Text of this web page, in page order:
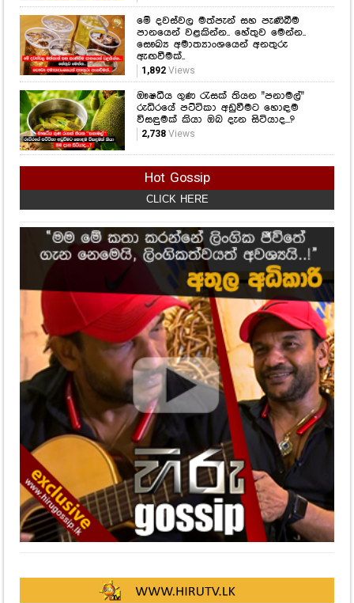
ඖෂධීය ගුණ රැසක් තියන "පනාමල්"
රුධිරයේ පට්ටිකා අඩුවීමට හොඳම
විසඳුමක් කියා ඔබ දැන සිටියාද...?
2,738Views
Hot Gossip
CLICK HERE